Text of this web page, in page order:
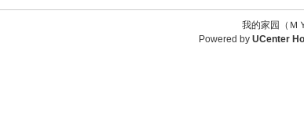
我的家园（
Powered by UCenter